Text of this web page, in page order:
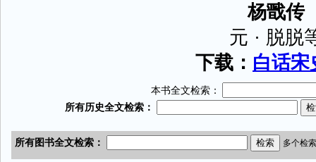
杨戬传
元 · 脱脱
下载： 白话
本书全文检索：